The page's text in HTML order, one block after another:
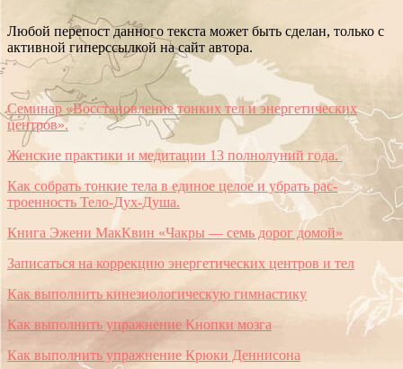
Любой перепост данного текста может быть сделан, только с
активной гиперссылкой на сайт автора.
Семинар «Восстановление тонких тел и энергетических
центров».
Женские практики и медитации 13 полнолуний года.
Как собрать тонкие тела в единое целое и убрать рас-
троенность Тело-Дух-Душа.
Книга Эжени МакКвин «Чакры — семь дорог домой»
Записаться на коррекцию энергетических центров и тел
Как выполнить кинезиологическую гимнастику
Как выполнить упражнение Кнопки мозга
Как выполнить упражнение Крюки Деннисона